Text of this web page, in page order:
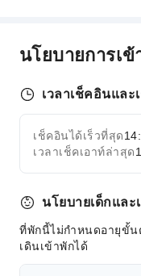
ลิฟต์
พื้นที่สูบบุหรี่
บริการแผนกต้อ
บริการรับฝากสัมภา
เช็คอิน/เช็คเอาท์ด่
ความปลอดภัยแ
นโยบายการเข้
เวลาเช็คอินและ
เช็คอินได้เร็วที่สุด
เวลาเช็คเอาท์ล่าสุด
นโยบายเด็กและ
ที่พักนี้ไม่กำหนดอายุขั้น
เดินเข้าพักได้